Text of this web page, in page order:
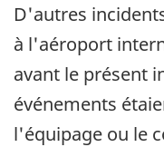
D'autres
à l'aéroport
avant le présent
événements
l'équipage ou le